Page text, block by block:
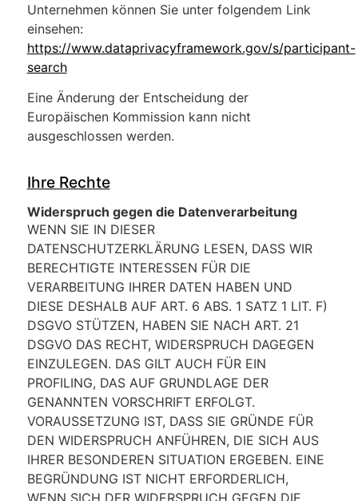
Unternehmen können Sie unter folgendem Link
einsehen:
https://www.dataprivacyframework.gov/s/participant-
search
Eine Änderung der Entscheidung der
Europäischen Kommission kann nicht
ausgeschlossen werden.
Ihre Rechte
Widerspruch gegen die Datenverarbeitung
WENN SIE IN DIESER
DATENSCHUTZERKLÄRUNG LESEN, DASS WIR
BERECHTIGTE INTERESSEN FÜR DIE
VERARBEITUNG IHRER DATEN HABEN UND
DIESE DESHALB AUF ART. 6 ABS. 1 SATZ 1 LIT. F)
DSGVO STÜTZEN, HABEN SIE NACH ART. 21
DSGVO DAS RECHT, WIDERSPRUCH DAGEGEN
EINZULEGEN. DAS GILT AUCH FÜR EIN
PROFILING, DAS AUF GRUNDLAGE DER
GENANNTEN VORSCHRIFT ERFOLGT.
VORAUSSETZUNG IST, DASS SIE GRÜNDE FÜR
DEN WIDERSPRUCH ANFÜHREN, DIE SICH AUS
IHRER BESONDEREN SITUATION ERGEBEN. EINE
BEGRÜNDUNG IST NICHT ERFORDERLICH,